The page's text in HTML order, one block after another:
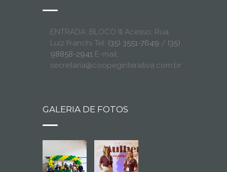
ENTRADA: BLOCO III Acesso: Rua
Luiz Franchi Tel: (35) 3551-7649 / (35)
98858-2941 E-mail:
secretaria@coopeginterativa.com.br
GALERIA DE FOTOS